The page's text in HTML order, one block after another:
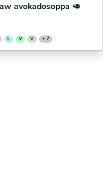
avokadosoppa 🥑
L V V + 7